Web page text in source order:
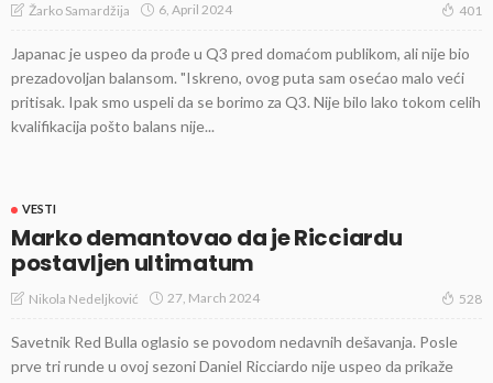
Žarko Samardžija 6, April 2024 401
Japanac je uspeo da prođe u Q3 pred domaćom publikom, ali nije bio
prezadovoljan balansom. "Iskreno, ovog puta sam osećao malo veći
pritisak. Ipak smo uspeli da se borimo za Q3. Nije bilo lako tokom celih
kvalifikacija pošto balans nije...
VESTI
Marko demantovao da je Ricciardu
postavljen ultimatum
Nikola Nedeljković 27, March 2024 528
Savetnik Red Bulla oglasio se povodom nedavnih dešavanja. Posle
prve tri runde u ovoj sezoni Daniel Ricciardo nije uspeo da prikaže